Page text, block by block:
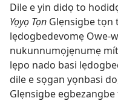
Dile e yin didọ to
Yọyọ Tọn Glẹnsigbe tọn
lẹdogbedevomẹ Owe-
nukunnumọjẹnumẹ
lẹpo nado basi
dile e sọgan yọnbasi
Glẹnsigbe